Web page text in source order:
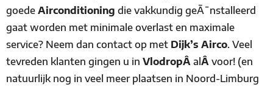
goede Airconditioning die vakkundig geÃ¯nstalleerd
gaat worden met minimale overlast en maximale
service? Neem dan contact op met Dijk’s Airco. Veel
tevreden klanten gingen u in VlodropÂ al Â voor! (en
natuurlijk nog in veel meer plaatsen in Noord-Limburg